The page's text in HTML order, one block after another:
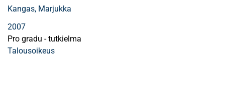
Kangas, Marjukka
2007
Pro gradu - tutkielma
Talousoikeus